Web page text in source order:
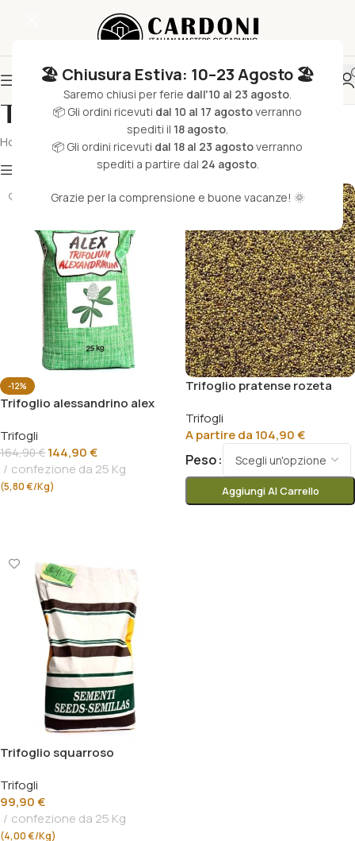
🏖️ Chiusura Estiva: 10–23 Agosto 🏖️
Saremo chiusi per ferie dall'10 al 23 agosto.
📦 Gli ordini ricevuti dal 10 al 17 agostoverranno
spediti il 18 agosto.
📦 Gli ordini ricevuti dal 18 al 23 agostoverranno
spediti a partire dal 24 agosto.
Grazie per la comprensione e buone vacanze! 🌞
Trifogli
Home Sementi e Coltivazione/ Sementi da Foraggio/Trifogli
-12%
Trifoglio alessandrino alex
Trifogli
164,90€ 144,90€
confezione da 25 Kg
(5,80 €/Kg)
Trifoglio pratense rozeta
Trifogli
A partire da 104,90€
Peso
Aggiungi Al Carrello
Trifoglio squarroso
Trifogli
99,90€
confezione da 25 Kg
(4,00 €/Kg)